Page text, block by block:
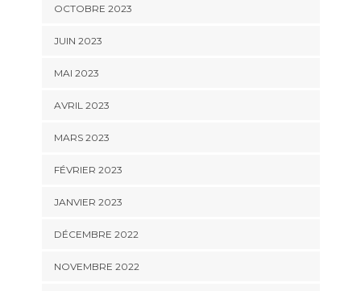
OCTOBRE 2023
JUIN 2023
MAI 2023
AVRIL 2023
MARS 2023
FÉVRIER 2023
JANVIER 2023
DÉCEMBRE 2022
NOVEMBRE 2022